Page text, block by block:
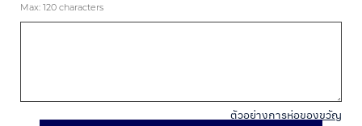
Max: 120 characters
ตัวอย่างการห่อของขวัญ